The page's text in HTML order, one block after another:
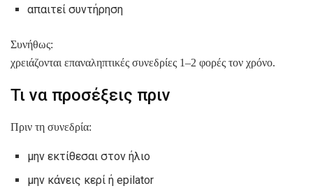
απαιτεί συντήρηση
Συνήθως:
χρειάζονται επαναληπτικές συνεδρίες 1–2 φορές τον χρόνο.
Τι να προσέξεις πριν
Πριν τη συνεδρία:
μην εκτίθεσαι στον ήλιο
μην κάνεις κερί ή epilator